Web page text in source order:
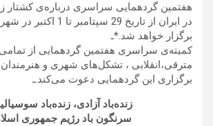
هفتمین گردهمایی سراسری درباره‌ی کشتار
در ایران از تاریخ 29
برگزار خواهد شد.*ـ
کمیته‌ی سراسری هفتمین گردهمایی از تمامی
مترقی،انقلابی ، تشکل‌های شهری و
برگزاری این گردهمایی دعوت می‌کند.ـ
زنده‌باد آزادی، زنده‌باد
سرنگون باد رژیم جمهوری